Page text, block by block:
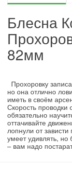
Блесна
82мм
Прохоровку
но она отлично
иметь в своём
Скорость
обязательно
оттачивайте
лопнули от
умеет удивлять,
– вам надо